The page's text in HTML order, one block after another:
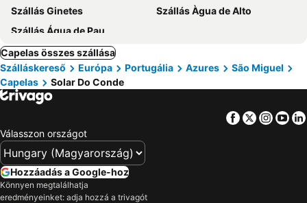
Szállás Ginetes
Szállás Àgua de Alto
Szállás Água de Pau
Capelas összes szállása
Szálláskereső
Európa Portugália Azures
São Miguel
Capelas
Solar Do Conde
Facebook
Twitter
Válasszon országot
Hozzáadás a Google-hoz
Könnyen megtalálhatja
eredményeinket: adja hozzá a trivagót